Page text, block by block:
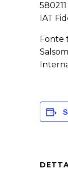
580211
IAT
Fonte